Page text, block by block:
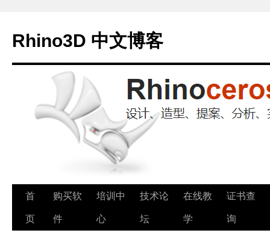
Rhino3D 中文博客
跳
至
首
页
购买软
件
培训中
心
技术论
坛
在线教
学
证书查
询